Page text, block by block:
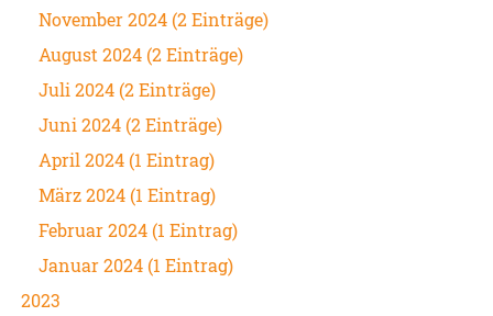
November 2024 (2 Einträge)
August 2024 (2 Einträge)
Juli 2024 (2 Einträge)
Juni 2024 (2 Einträge)
April 2024 (1 Eintrag)
März 2024 (1 Eintrag)
Februar 2024 (1 Eintrag)
Januar 2024 (1 Eintrag)
2023